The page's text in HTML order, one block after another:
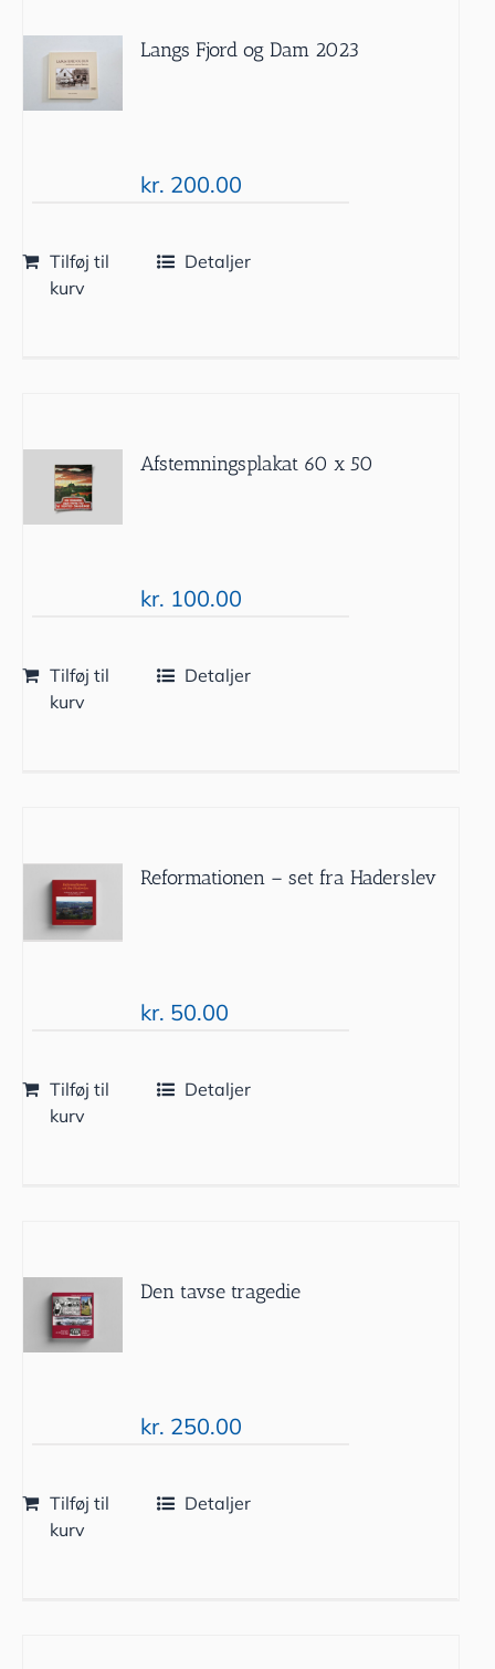
Langs Fjord og Dam 2023
kr. 200.00
Tilføj til
kurv
Detaljer
Afstemningsplakat 60 x 50
kr. 100.00
Tilføj til
kurv
Detaljer
Reformationen – set fra Haderslev
kr. 50.00
Tilføj til
kurv
Detaljer
Den tavse tragedie
kr. 250.00
Tilføj til
kurv
Detaljer